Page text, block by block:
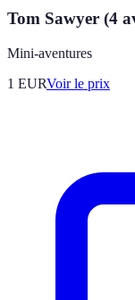
Tom Sawyer (4
Mini-aventures
1 EURVoir le prix